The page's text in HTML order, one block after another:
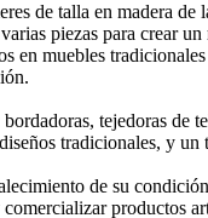
de talla en madera de
piezas para crear un
en muebles
tejedoras de
tradicionales, y
de su
productos